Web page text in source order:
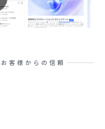
客様からの信頼